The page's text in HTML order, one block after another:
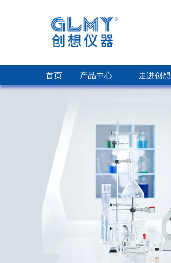
首页 产品中心 走进创想